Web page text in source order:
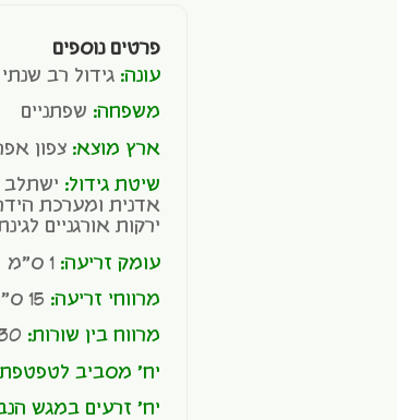
פרטים נוספים
עונה: גידול רב שנתי
משפחה: שפתניים
ארץ מוצא: צפון
שיטת גידול: ישתלב
אדנית ומערכת
ירקות אורגניים
עומק זריעה:
מרווחי זריעה:
מרווח בין שורות:
יח' מסביב
יח' זרעים במגש